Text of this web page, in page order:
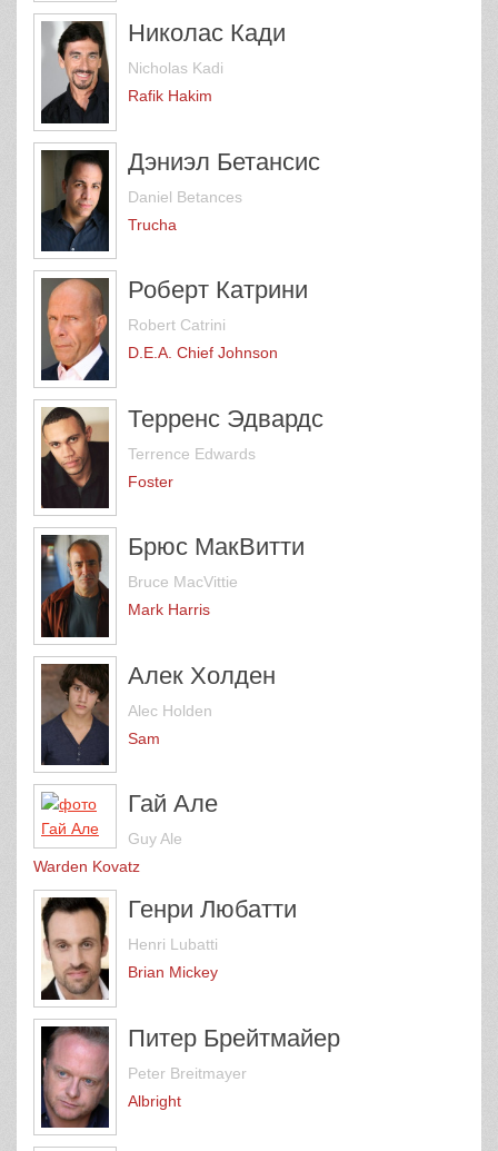
Николас Кади
Nicholas Kadi
Rafik Hakim
Дэниэл Бетансис
Daniel Betances
Trucha
Роберт Катрини
Robert Catrini
D.E.A. Chief Johnson
Терренс Эдвардс
Terrence Edwards
Foster
Брюс МакВитти
Bruce MacVittie
Mark Harris
Алек Холден
Alec Holden
Sam
Гай Але
Guy Ale
Warden Kovatz
Генри Любатти
Henri Lubatti
Brian Mickey
Питер Брейтмайер
Peter Breitmayer
Albright